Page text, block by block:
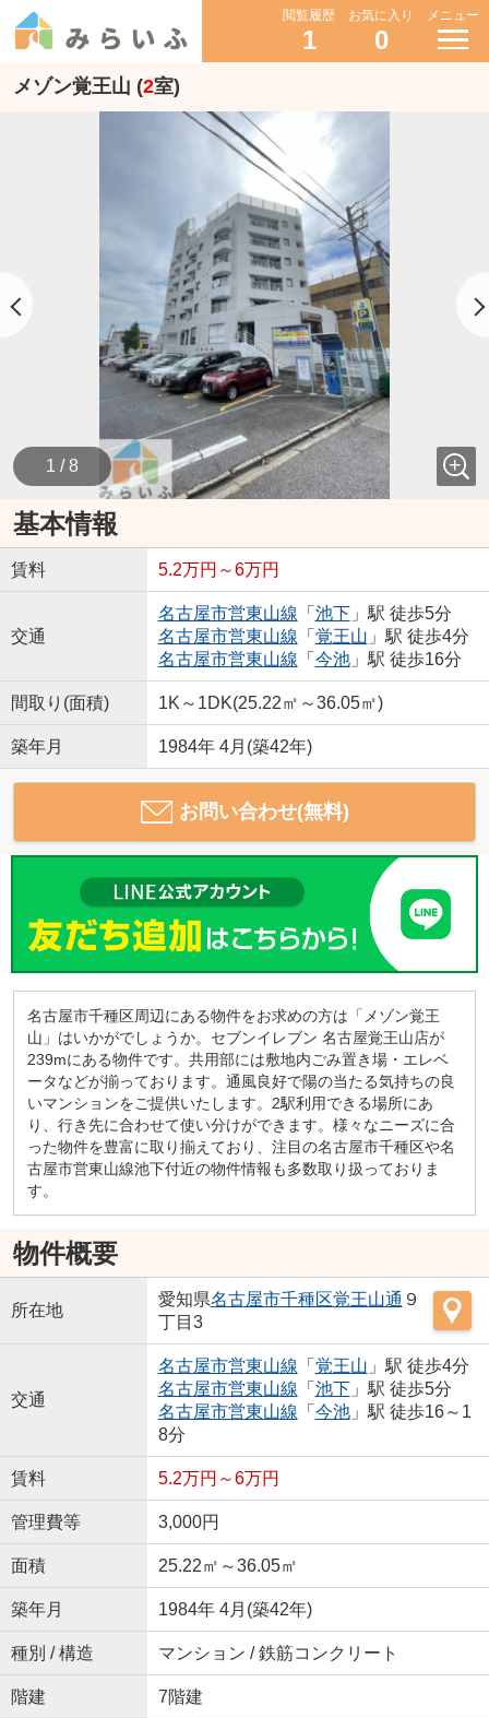
閲覧履歴
1
お気に入り
0
メニュー
メゾン覚王山 (2室)
1 / 8
基本情報
賃料 5.2万円～6万円
交通
名古屋市営東山線 「 池下」駅 徒歩5分
名古屋市営東山線 「 覚王山 」駅 徒歩4分
名古屋市営東山線 「 今池」駅 徒歩16分
間取り(面積) 1K～1DK(25.22㎡～36.05㎡)
築年月 1984年 4月(築42年)
お問い合わせ(無料)
名古屋市千種区周辺にある物件をお求めの方は「メゾン覚王
山」はいかがでしょうか。セブンイレブン 名古屋覚王山店が
239mにある物件です。共用部には敷地内ごみ置き場・エレベ
ータなどが揃っております。通風良好で陽の当たる気持ちの良
いマンションをご提供いたします。2駅利用できる場所にあ
り、行き先に合わせて使い分けができます。様々なニーズに合
った物件を豊富に取り揃えており、注目の名古屋市千種区や名
古屋市営東山線池下付近の物件情報も多数取り扱っておりま
す。
物件概要
所在地
愛知県名古屋市千種区覚王山通 ９
丁目3
交通
名古屋市営東山線 「 覚王山 」駅 徒歩4分
名古屋市営東山線 「 池下」駅 徒歩5分
名古屋市営東山線 「 今池」駅 徒歩16～1
8分
賃料 5.2万円～6万円
管理費等 3,000円
面積 25.22㎡～36.05㎡
築年月 1984年 4月(築42年)
種別 / 構造 マンション / 鉄筋コンクリート
階建 7階建